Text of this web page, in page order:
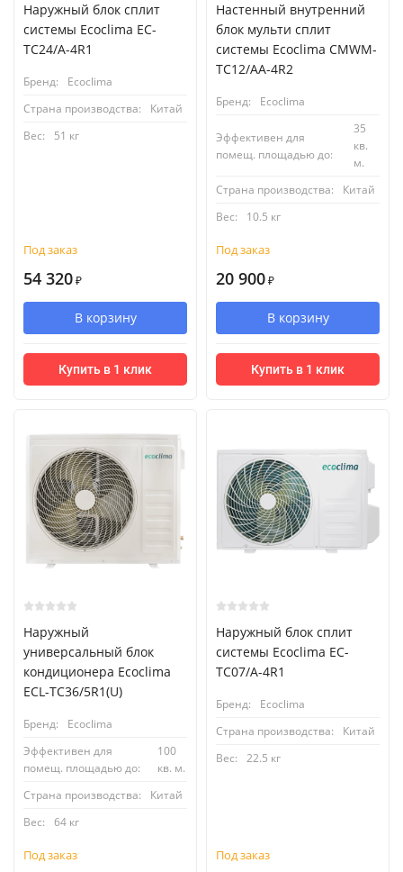
Наружный блок сплит
системы Ecoclima EC-
TC24/A-4R1
Бренд:
Ecoclima
Страна производства:
Китай
Вес:
51 кг
Под заказ
54 320 ₽
В корзину
Купить в 1 клик
Настенный внутренний
блок мульти сплит
системы Ecoclima CMWM-
TC12/AA-4R2
Бренд: Ecoclima
Эффективен для
помещ. площадью до:
35
кв.
м.
Страна производства:
Китай
Вес:
10.5 кг
Под заказ
20 900 ₽
В корзину
Купить в 1 клик
Наружный
универсальный блок
кондиционера Ecoclima
ECL-TC36/5R1(U)
Бренд:
Ecoclima
Эффективен для
помещ. площадью до:
100
кв. м.
Страна производства:
Китай
Вес:
64 кг
Под заказ
Наружный блок сплит
системы Ecoclima EC-
TC07/A-4R1
Бренд:
Ecoclima
Страна производства:
Китай
Вес:
22.5 кг
Под заказ